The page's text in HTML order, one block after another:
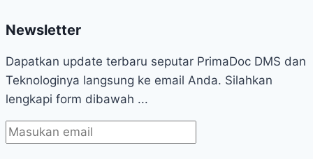
Newsletter
Dapatkan update terbaru seputar PrimaDoc DMS dan
Teknologinya langsung ke email Anda. Silahkan
lengkapi form dibawah ...